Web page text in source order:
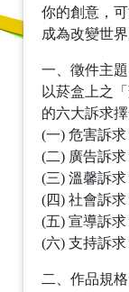
你的創意，
成為改變世
一、徵件主題
以菸盒上之
的六大訴求擇
(一) 危害訴求
(二) 廣告訴求
(三) 溫馨訴求
(四) 社會訴求
(五) 宣導訴求
(六) 支持訴求
二、作品規格